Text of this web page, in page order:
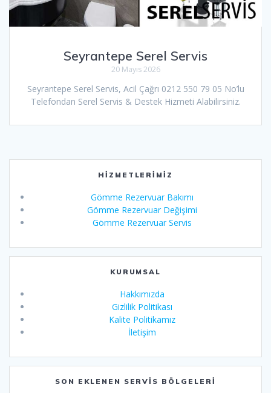
Seyrantepe Serel Servis
20 Mayıs 2026
Seyrantepe Serel Servis, Acil Çağrı 0212 550 79 05 No’lu
Telefondan Serel Servis & Destek Hizmeti Alabilirsiniz.
HIZMETLERIMIZ
Gömme Rezervuar Bakımı
Gömme Rezervuar Değişimi
Gömme Rezervuar Servis
KURUMSAL
Hakkımızda
Gizlilik Politikası
Kalite Politikamız
İletişim
SON EKLENEN SERVIS BÖLGELERI